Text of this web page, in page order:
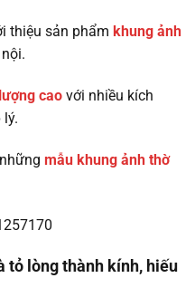
thiệu sản phẩm khung ảnh
cao với nhiều kích
mẫu khung ảnh thờ
tỏ lòng thành kính, hiếu